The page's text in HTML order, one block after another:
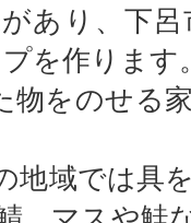
あり、下
を作ります
物をのせる
地域では具